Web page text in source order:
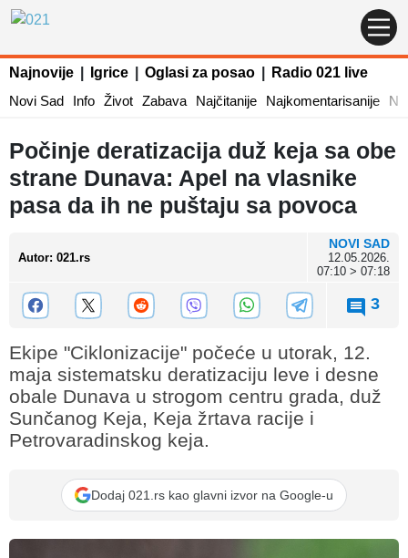
Najnovije Igrice Oglasi za posao
Radio 021 live
Novi Sad
Info Život Zabava Najčitanije Najkomentarisanije
Počinje deratizacija duž keja sa obe
strane Dunava: Apel na vlasnike
pasa da ih ne puštaju sa povoca
Autor: 021.rs
NOVI SAD
12.05.2026.
07:10 > 07:18
3
Ekipe "Ciklonizacije" počeće u utorak, 12.
maja sistematsku deratizaciju leve i desne
obale Dunava u strogom centru grada, duž
Sunčanog Keja, Keja žrtava racije i
Petrovaradinskog keja.
Dodaj 021.rs kao glavni izvor na Google-u